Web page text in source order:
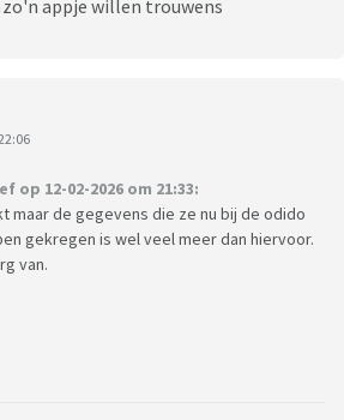
zo'n appje willen trouwens
op 12-02-2026 om 21:33:
maar de gegevens die ze nu bij de odido
gekregen is wel veel meer dan hiervoor.
van.